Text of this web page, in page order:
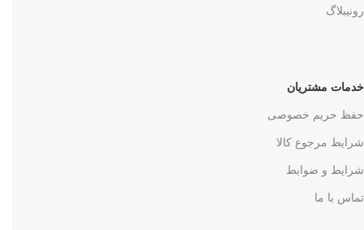
رونیبلاگ
خدمات مشتریان
حفظ حریم خصوصی
شرایط مرجوع کالا
شرایط و ضوابط
تماس با ما